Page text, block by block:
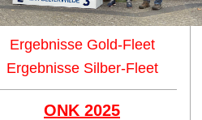
Ergebnisse Gold-Fleet
Ergebnisse Silber-Fleet
ONK 2025